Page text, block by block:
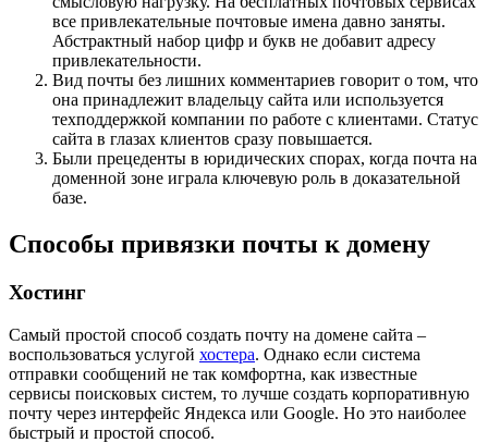
все привлекательные почтовые имена давно заняты.
Абстрактный набор цифр и букв не добавит адресу
привлекательности.
Вид почты без лишних комментариев говорит о том, что
она принадлежит владельцу сайта или используется
техподдержкой компании по работе с клиентами. Статус
сайта в глазах клиентов сразу повышается.
Были прецеденты в юридических спорах, когда почта на
доменной зоне играла ключевую роль в доказательной
базе.
Способы привязки почты к домену
Хостинг
Самый простой способ создать почту на домене сайта –
воспользоваться услугой хостера. Однако если система
отправки сообщений не так комфортна, как известные
сервисы поисковых систем, то лучше создать корпоративную
почту через интерфейс Яндекса или Google. Но это наиболее
быстрый и простой способ.